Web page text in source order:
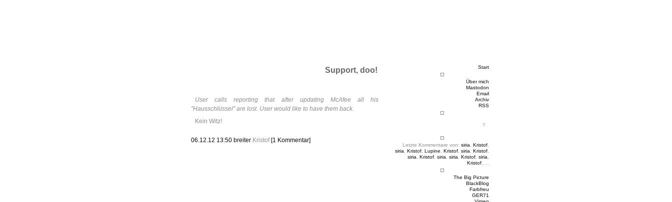
Start
Über mich
Mastodon
Email
Archiv
RSS
Letzte Kommentare von: siria Kristof
siria
Kristof Lupine Kristof siria Kristof
siria
Kristof siria siria Kristof siria
Kristof
The Big Picture
BlackBlog
Farbfreu
GER71
Support, doo!
User calls reporting that after updating McAfee all his
"Hausschlüssel" are lost. User would like to have them back.
Kein Witz!
06.12.12 13:50 breiter Kristof [1 Kommentar]